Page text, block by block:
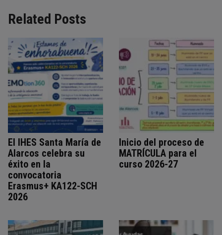
Related Posts
El IHES Santa María de
Alarcos celebra su
éxito en la
convocatoria
Erasmus+ KA122-SCH
2026
Inicio del proceso de
MATRÍCULA para el
curso 2026-27